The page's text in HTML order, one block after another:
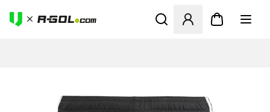
Megnyit egy modált a